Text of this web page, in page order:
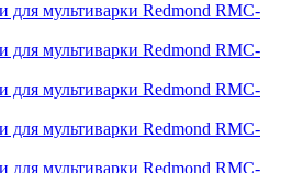
для мультиварки Redmond RMC-
для мультиварки Redmond RMC-
для мультиварки Redmond RMC-
для мультиварки Redmond RMC-
для мультиварки Redmond RMC-